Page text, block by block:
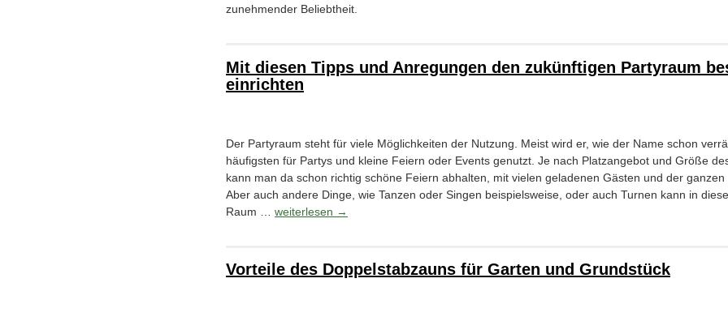
zunehmender Beliebtheit.
Mit diesen Tipps und Anregungen den zukünftigen Partyraum
einrichten
Der Partyraum steht für viele Möglichkeiten der Nutzung. Meist wird er, wie der Name schon
häufigsten für Partys und kleine Feiern oder Events genutzt. Je nach Platzangebot und Größe
kann man da schon richtig schöne Feiern abhalten, mit vielen geladenen Gästen und der ganzen
Aber auch andere Dinge, wie Tanzen oder Singen beispielsweise, oder auch Turnen kann in
Raum … weiterlesen →
Vorteile des Doppelstabzauns für Garten und Grundstück